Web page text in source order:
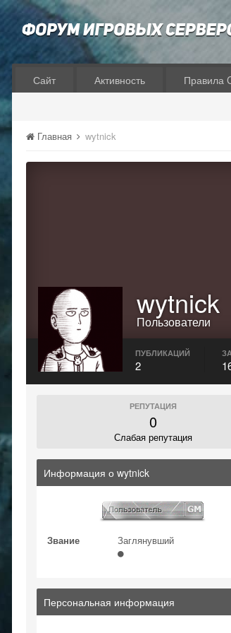
Сайт Активность Правила
Главная wytnick
wytnick
Пользователи
ПУБЛИКАЦИЙ
2
РЕПУТАЦИЯ
0
Слабая репутация
Информация о wytnick
Звание Заглянувший
Персональная информация